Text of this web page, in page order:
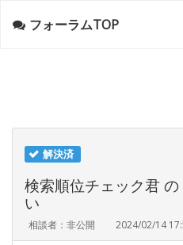
フォーラムTOP
解決済
検索順位チェック君
い
相談者：非公開 2024/02/14